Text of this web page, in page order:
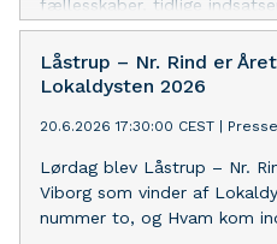
fællesskaber, tidlige
løsninger - både i Børn &
kommunen.
Låstrup – Nr. Rind er
Lokaldysten 2026
20.6.2026 17:30:00 CEST |
Lørdag blev Låstrup – Nr.
Viborg som vinder af
nummer to, og Hvam kom